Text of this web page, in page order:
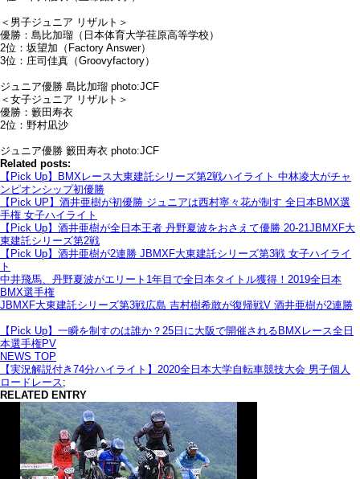
＜男子ジュニア リザルト＞
優勝：島比加瑠（日本体育大学荏原高等学校）
2位：坂望加（Factory Answer）
3位：庄司佳真（Groovyfactory）
ジュニア優勝 島比加瑠 photo:JCF
＜女子ジュニア リザルト＞
優勝：籔田寿衣
2位：野村凪沙
ジュニア優勝 籔田寿衣 photo:JCF
Related posts:
【Pick Up】BMXレース大東建託シリーズ第2戦ハイライト 中林凌大がチャ
ンピオンシップ初優勝
【Pick UP】酒井亜樹が初優勝 ジュニアは西村寧々花が制す 全日本BMX選
手権 女子ハイライト
【Pick Up】酒井亜樹が全日本王者 丹野夏波をおさえて優勝 20-21JBMXF大
東建託シリーズ第2戦
【Pick Up】酒井亜樹が2連勝 JBMXF大東建託シリーズ第3戦 女子ハイライ
ト
中井飛馬、丹野夏波がエリート1年目で全日本タイトル獲得！2019全日本
BMX選手権
JBMXF大東建託シリーズ第3戦広島 吉村樹希敢が復帰戦V 酒井亜樹が2連勝
【Pick Up】一瞬を制すのは誰か？25日に大阪で開催されるBMXレース全日
本選手権PV
NEWS TOP
【実況解説付き74分ハイライト】2020全日本大学自転車競技大会 男子個人
ロードレース;
RELATED ENTRY